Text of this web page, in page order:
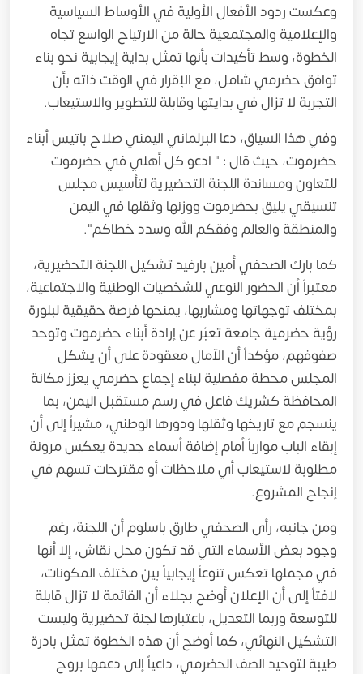
وعكست ردود الأفعال الأولية في الأوساط السياسية
والإعلامية والمجتمعية حالة من الارتياح الواسع تجاه
الخطوة، وسط تأكيدات بأنها تمثل بداية إيجابية نحو بناء
توافق حضرمي شامل، مع الإقرار في الوقت ذاته بأن
التجربة لا تزال في بدايتها وقابلة للتطوير والاستيعاب.
وفي هذا السياق، دعا البرلماني اليمني صلاح باتيس أبناء
حضرموت، حيث قال : " ادعو كل أهلي في ‎حضرموت
للتعاون ومساندة اللجنة التحضيرية لتأسيس مجلس
تنسيقي يليق بحضرموت ووزنها وثقلها في ‎اليمن
والمنطقة والعالم وفقكم الله وسدد خطاكم".
كما بارك الصحفي أمين بارفيد تشكيل اللجنة التحضيرية،
معتبراً أن الحضور النوعي للشخصيات الوطنية والاجتماعية،
بمختلف توجهاتها ومشاربها، يمنحها فرصة حقيقية لبلورة
رؤية حضرمية جامعة تعبّر عن إرادة أبناء حضرموت وتوحد
صفوفهم، مؤكداً أن الآمال معقودة على أن يشكل
المجلس محطة مفصلية لبناء إجماع حضرمي يعزز مكانة
المحافظة كشريك فاعل في رسم مستقبل اليمن، بما
ينسجم مع تاريخها وثقلها ودورها الوطني، مشيراً إلى أن
إبقاء الباب موارباً أمام إضافة أسماء جديدة يعكس مرونة
مطلوبة لاستيعاب أي ملاحظات أو مقترحات تسهم في
إنجاح المشروع.
ومن جانبه، رأى الصحفي طارق باسلوم أن اللجنة، رغم
وجود بعض الأسماء التي قد تكون محل نقاش، إلا أنها
في مجملها تعكس تنوعاً إيجابياً بين مختلف المكونات،
لافتاً إلى أن الإعلان أوضح بجلاء أن القائمة لا تزال قابلة
للتوسعة وربما التعديل، باعتبارها لجنة تحضيرية وليست
التشكيل النهائي، كما أوضح أن هذه الخطوة تمثل بادرة
طيبة لتوحيد الصف الحضرمي، داعياً إلى دعمها بروح